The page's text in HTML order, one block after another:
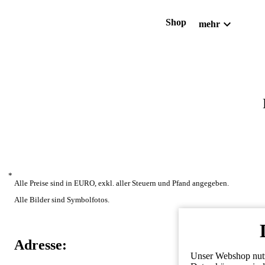
Unser Webshop
Shop mehrexpand_more
*
Alle Preise sind in EURO, exkl. aller Steuern und Pfand angegeben.
Alle Bilder sind Symbolfotos.
Adresse: